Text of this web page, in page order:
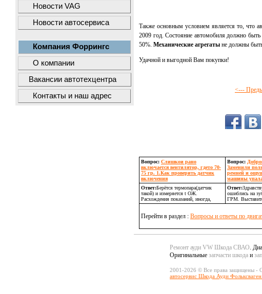
Новости VAG
Новости автосервиса
Компания Форрингс
О компании
Вакансии автотехцентра
Контакты и наш адрес
Также основным условием является то, что
2009 год. Состояние автомобиля должно
50%. Механические агрегаты не должны
Удачной и выгодной Вам покупки!
<---
Вопрос: Слишкои рано
включается вентилятор, гдето 70-
75 гр. 1.Как проверить датчик
включения
Вопрос:
Заменили
ремней и
машины
Ответ:Берётся термопара(датчик
такой) и измеряется t ОЖ.
Расхождения показаний, иногда,
Ответ:
ошиблись на
ГРМ. Выставите
Перейти в раздел : Вопросы и ответы по
Ремонт ауди VW Шкода СВАО.
Оригинальные запчасти шкода и
2001-2026 © Все права защищены
автосервис Шкода Ауди